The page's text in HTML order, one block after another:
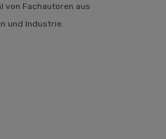
von Fachautoren aus
und Industrie.